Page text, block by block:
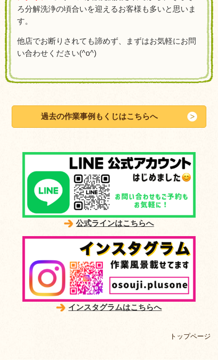
ろ分解洗浄の頃合いを迎えるお客様も多いと思いま
す。
他店でお断りされても諦めず、まずはお気軽にお問
い合わせください(^o^)
過去の作業事例もくじはこちらへ
公式ラインはこちらへ
インスタグラムはこちらへ
トップページ